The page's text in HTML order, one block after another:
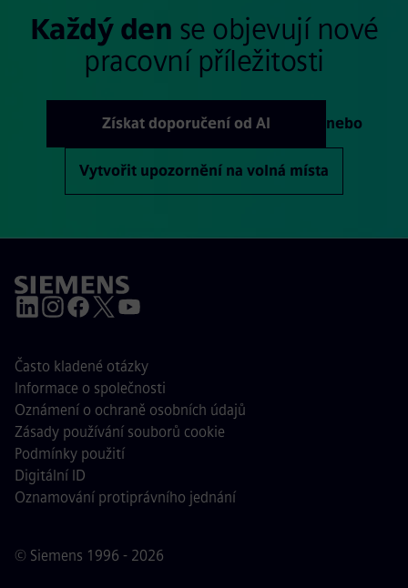
Každý den se objevují nové
pracovní příležitosti
Získat doporučení od AI nebo
Vytvořit upozornění na volná místa
© Siemens 1996 - 2026
Často kladené otázky
Informace o společnosti
Oznámení o ochraně osobních údajů
Zásady používání souborů cookie
Podmínky použití
Digitální ID
Oznamování protiprávního jednání